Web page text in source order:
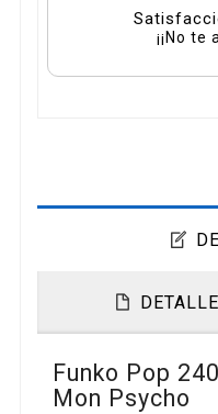
¡¡No
Funko Pop
Mon Psycho